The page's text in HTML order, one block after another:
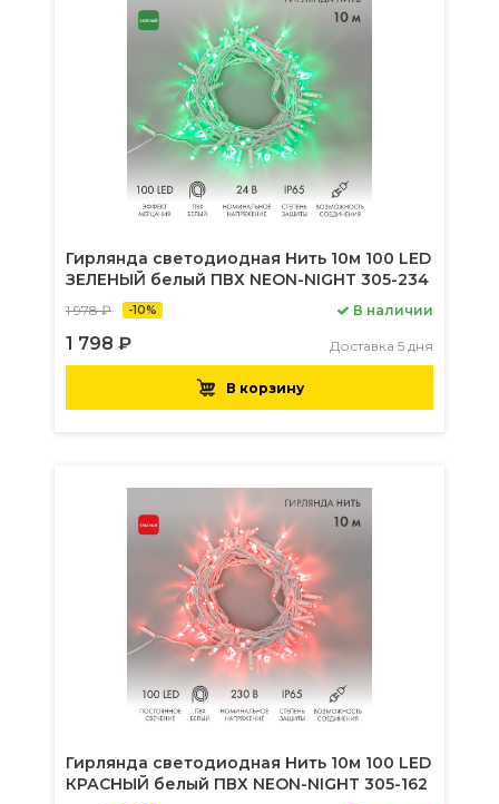
Гирлянда светодиодная Нить 10м 100 LED
ЗЕЛЕНЫЙ белый ПВХ NEON-NIGHT 305-234
1 978 ₽ -10%
1 798 ₽
В наличии
Доставка 5 дня
В корзину
Гирлянда светодиодная Нить 10м 100 LED
КРАСНЫЙ белый ПВХ NEON-NIGHT 305-162